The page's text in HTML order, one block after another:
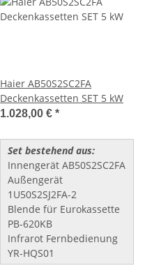
Haier AB50S2SC2FA
Deckenkassetten SET 5 kW
1.028,00 € *
Set bestehend aus:
Innengerät AB50S2SC2FA
Außengerät
1U50S2SJ2FA-2
Blende für Eurokassette
PB-620KB
Infrarot Fernbedienung
YR-HQS01